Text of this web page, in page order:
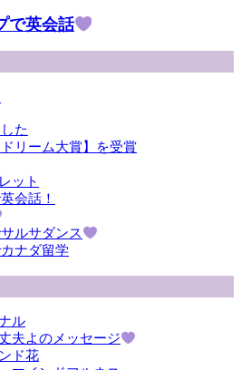
で英会話
た
リーム大賞】を受賞
ット
会話！
ルサダンス
ナダ留学
ル
夫よのメッセージ
ド花